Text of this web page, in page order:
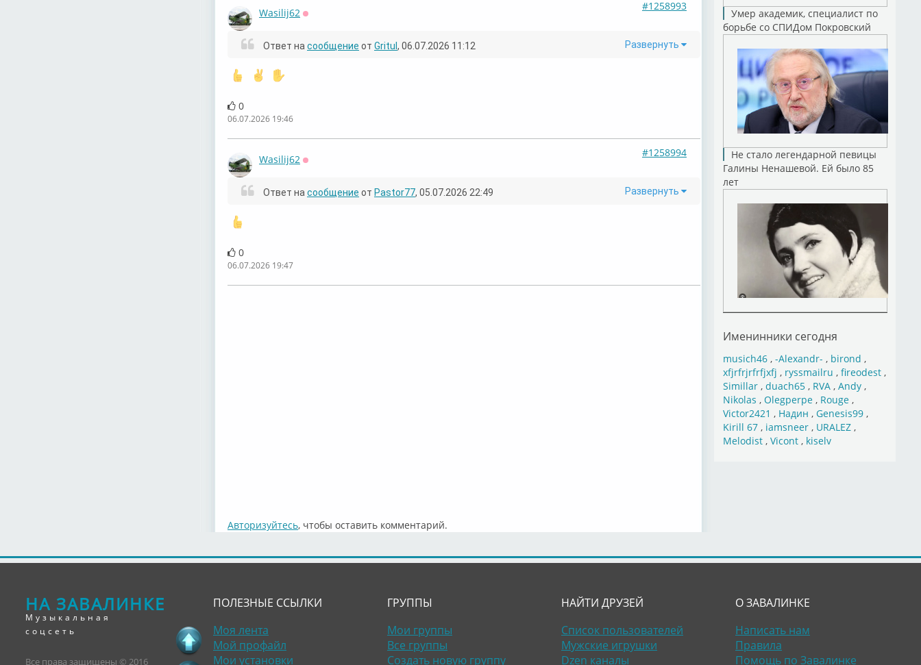
Wasilij62
#1258993
Развернуть
Ответ на сообщение от Gritul , 06.07.2026 11:12
0
06.07.2026 19:46
Wasilij62
#1258994
Развернуть
Ответ на сообщение от Pastor77, 05.07.2026 22:49
0
06.07.2026 19:47
Авторизуйтесь, чтобы оставить комментарий.
Умер академик, специалист по
борьбе со СПИДом Покровский
Не стало легендарной певицы
Галины Ненашевой. Ей было 85
лет
Именинники сегодня
musich46, -Alexandr- , birond ,
xfjrfrjrfrfjxfj , ryssmailru , fireodest,
Simillar, duach65, RVA, Andy,
Nikolas , Olegperpe, Rouge,
Victor2421 , Надин , Genesis99,
Kirill 67, iamsneer, URALEZ,
Melodist, Vicont, kiselv
НА ЗАВАЛИНКЕ
Музыкальная
соцсеть
Все права защищены © 2016
ПОЛЕЗНЫЕ ССЫЛКИ
Моя лента
Мой профайл
Мои установки
ГРУППЫ
Мои группы
Все группы
Создать новую группу
НАЙТИ ДРУЗЕЙ
Список пользователей
Мужские игрушки
Dzen каналы
О ЗАВАЛИНКЕ
Написать нам
Правила
Помощь по Завалинке